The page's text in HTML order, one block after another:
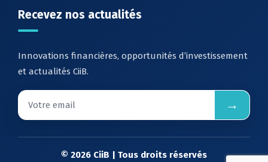
Recevez nos actualités
Innovations financières, opportunités d’investissement
et actualités CiiB.
→
© 2026 CiiB | Tous droits réservés